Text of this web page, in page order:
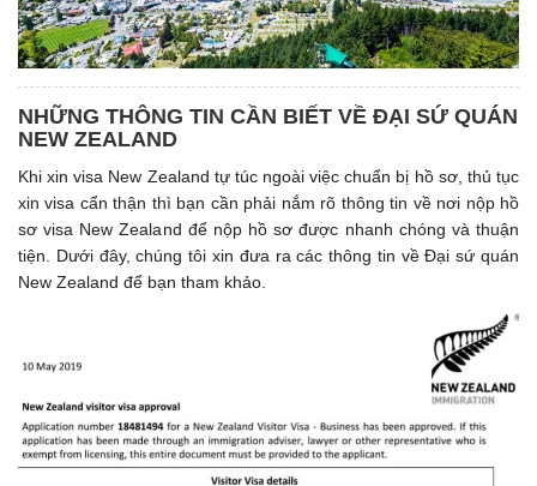
NHỮNG THÔNG TIN CẦN BIẾT VỀ ĐẠI SỨ QUÁN
NEW ZEALAND
Khi xin visa New Zealand tự túc ngoài việc chuẩn bị hồ sơ, thủ tục
xin visa cẩn thận thì bạn cần phải nắm rõ thông tin về nơi nộp hồ
sơ visa New Zealand để nộp hồ sơ được nhanh chóng và thuận
tiện. Dưới đây, chúng tôi xin đưa ra các thông tin về Đại sứ quán
New Zealand để bạn tham khảo.